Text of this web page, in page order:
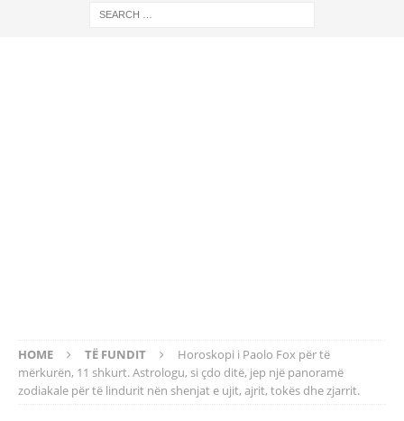
HOME TË FUNDIT
Horoskopi i Paolo Fox për të
mërkurën, 11 shkurt. Astrologu, si çdo ditë, jep një panoramë
zodiakale për të lindurit nën shenjat e ujit, ajrit, tokës dhe zjarrit.